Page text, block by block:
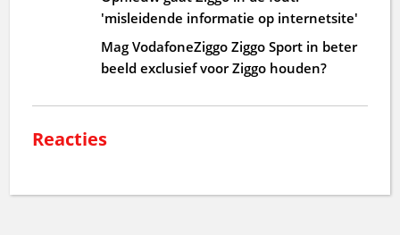
'misleidende informatie op internetsite'
Mag VodafoneZiggo Ziggo Sport in beter
beeld exclusief voor Ziggo houden?
Reacties